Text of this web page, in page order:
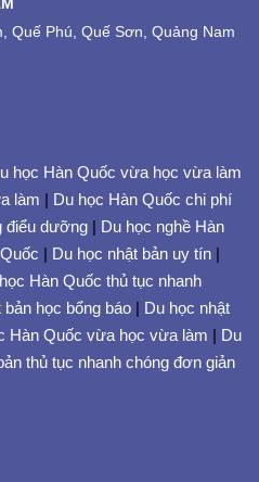
Quế Phú, Quế Sơn, Quảng Nam
học Hàn Quốc vừa học vừa làm
làm | Du học Hàn Quốc chi phí
điểu dưỡng | Du học nghề Hàn
| Du học nhật bản uy tín |
Hàn Quốc thủ tục nhanh
bản học bổng báo | Du học nhật
Hàn Quốc vừa học vừa làm | Du
thủ tục nhanh chóng đơn giản